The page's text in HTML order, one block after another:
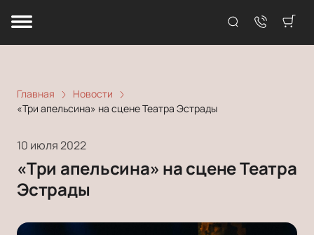
Главная
Новости
«Три апельсина» на сцене Театра Эстрады
10 июля 2022
«Три апельсина» на сцене Театра
Эстрады